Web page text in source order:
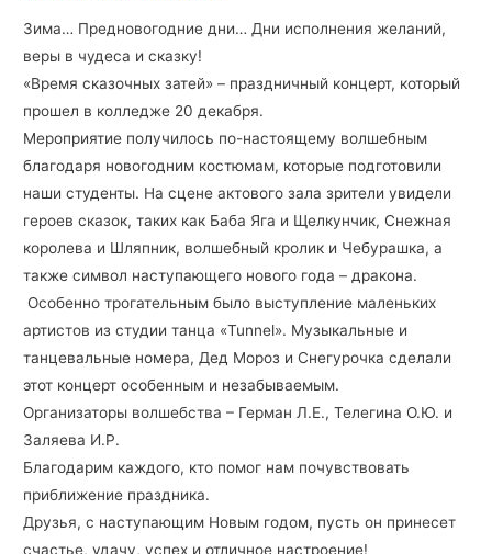
Зима… Предновогодние дни… Дни исполнения желаний,
веры в чудеса и сказку!
«Время сказочных затей» – праздничный концерт, который
прошел в колледже 20 декабря.
Мероприятие получилось по-настоящему волшебным
благодаря новогодним костюмам, которые подготовили
наши студенты. На сцене актового зала зрители увидели
героев сказок, таких как Баба Яга и Щелкунчик, Снежная
королева и Шляпник, волшебный кролик и Чебурашка, а
также символ наступающего нового года – дракона.
Особенно трогательным было выступление маленьких
артистов из студии танца «Tunnel». Музыкальные и
танцевальные номера, Дед Мороз и Снегурочка сделали
этот концерт особенным и незабываемым.
Организаторы волшебства – Герман Л.Е., Телегина О.Ю. и
Заляева И.Р.
Благодарим каждого, кто помог нам почувствовать
приближение праздника.
Друзья, с наступающим Новым годом, пусть он принесет
счастье, удачу, успех и отличное настроение!